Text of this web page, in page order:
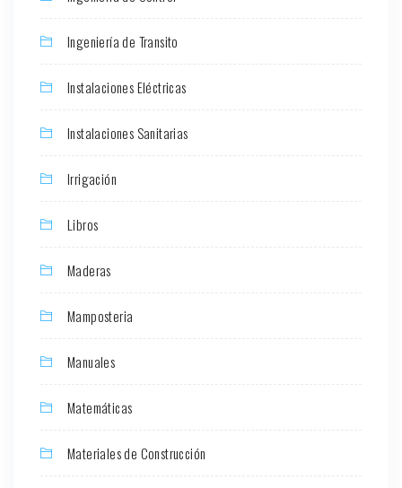
Ingeniería de Transito
Instalaciones Eléctricas
Instalaciones Sanitarias
Irrigación
Libros
Maderas
Mamposteria
Manuales
Matemáticas
Materiales de Construcción